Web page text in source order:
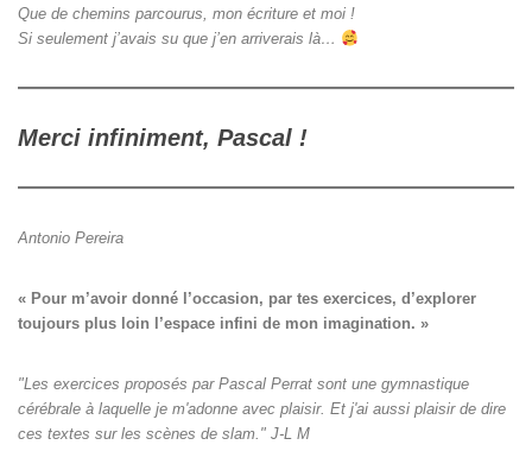
Que de chemins parcourus, mon écriture et moi !
Si seulement j’avais su que j’en arriverais là…
Merci infiniment, Pascal !
Antonio Pereira
« Pour m’avoir donné l’occasion, par tes exercices, d’explorer
toujours plus loin l’espace infini de mon imagination. »
"Les exercices proposés par Pascal Perrat sont une gymnastique
cérébrale à laquelle je m'adonne avec plaisir. Et j'ai aussi plaisir de dire
ces textes sur les scènes de slam." J-L M